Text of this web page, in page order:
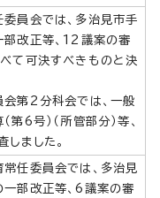
員会では、多治見市手
部改正等、12議案の審
て可決すべきものと決
会第2分科会では、一般
第6号）（所管部分）等、
ました。
任委員会では、多治見
部改正等、6議案の審